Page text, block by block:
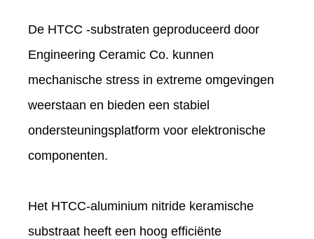
De HTCC -substraten geproduceerd door
Engineering Ceramic Co. kunnen
mechanische stress in extreme omgevingen
weerstaan ​​en bieden een stabiel
ondersteuningsplatform voor elektronische
componenten.
Het HTCC-aluminium nitride keramische
substraat heeft een hoog efficiënte